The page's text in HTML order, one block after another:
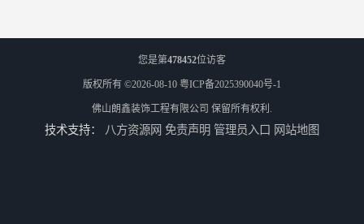
您是第478452位访客
版权所有 ©2026-08-10 粤ICP备2025390040号-1
佛山朗鑫装饰工程有限公司 保留所有权利.
技术支持： 八方资源网 免责声明 管理员入口 网站地图